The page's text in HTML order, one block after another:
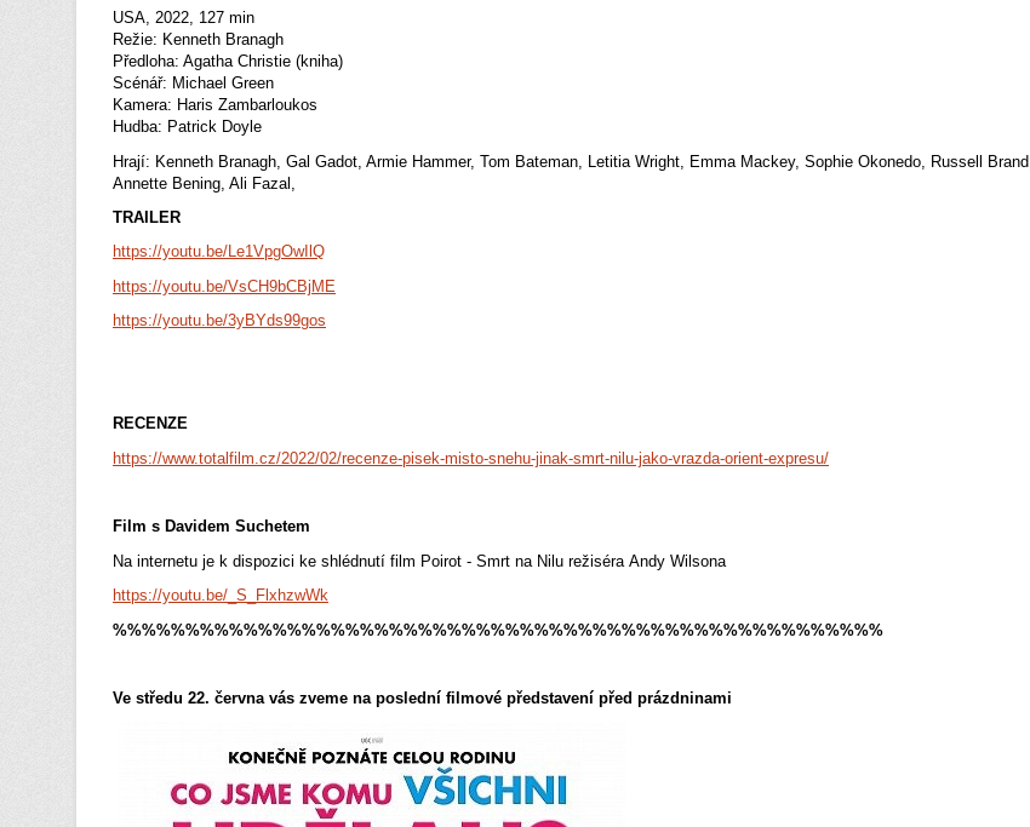
USA, 2022, 127 min
Režie: Kenneth Branagh
Předloha: Agatha Christie (kniha)
Scénář: Michael Green
Kamera: Haris Zambarloukos
Hudba: Patrick Doyle
Hrají: Kenneth Branagh, Gal Gadot, Armie Hammer, Tom Bateman, Letitia Wright, Emma Mackey, Sophie Okonedo, Russell Brand,
Annette Bening, Ali Fazal,
TRAILER
https://youtu.be/Le1VpgOwIlQ
https://youtu.be/VsCH9bCBjME
https://youtu.be/3yBYds99gos
RECENZE
https://www.totalfilm.cz/2022/02/recenze-pisek-misto-snehu-jinak-smrt-nilu-jako-vrazda-orient-expresu/
Film s Davidem Suchetem
Na internetu je k dispozici ke shlédnutí film Poirot - Smrt na Nilu režiséra Andy Wilsona
https://youtu.be/_S_FlxhzwWk
%%%%%%%%%%%%%%%%%%%%%%%%%%%%%%%%%%%%%%%%%%%%%%%%%%%%%
Ve středu 22. června vás zveme na poslední filmové představení před prázdninami